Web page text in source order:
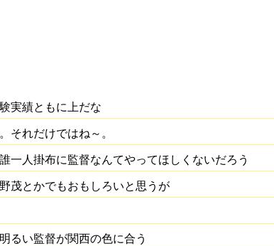
実績ともに上だな
それだけではね～。
一人掛布に監督なんてやってほしくないだろう
茂とかでもおもしろいと思うが
るい監督が関西の色に合う